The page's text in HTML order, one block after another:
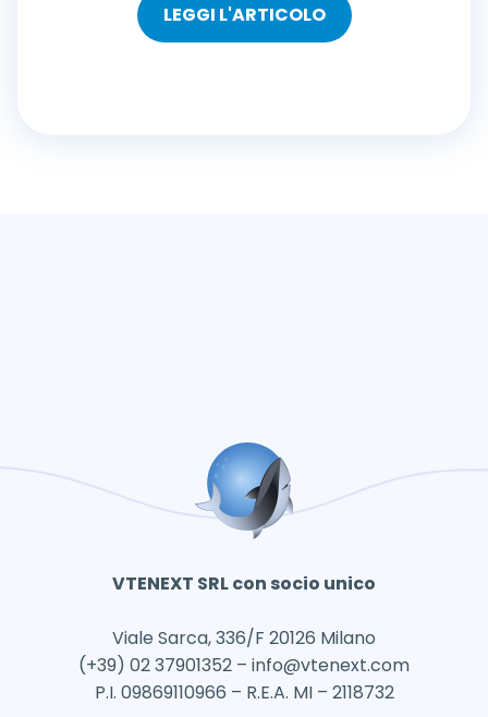
LEGGI L'ARTICOLO
VTENEXT SRL con socio unico
Viale Sarca, 336/F 20126 Milano
(+39) 02 37901352 – info@vtenext.com
P.I. 09869110966 – R.E.A. MI – 2118732